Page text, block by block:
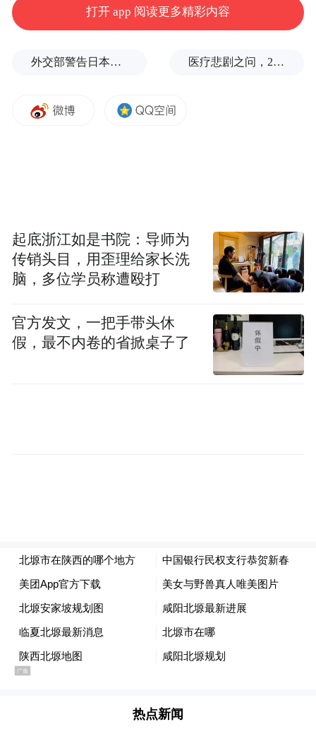
体经济发展。
在永寿县马坊镇罗家村，现代化农业标杆项
产，便得益于中国银行陕西省分行高效的信
中国银行发起设立的永寿中银富登村镇银
行，长期坚守“扎根县域，支农支小”定位，
种适配农户与小微信贷产品，有效缓解了如
渠子镇咀头村养殖户等经营主体的融资难
打开 app 阅读更多精彩内容
外交部警告日本：不要再次走向历史的被告席 医疗悲剧之问，2岁半患儿身亡，医生获刑1年
起底浙江如是书院：导师为
传销头目，用歪理给家长洗
脑，多位学员称遭殴打
官方发文，一把手带头休
假，最不内卷的省掀桌子了
热点新闻